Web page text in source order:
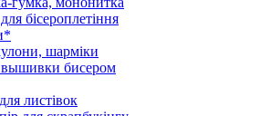
бісероплетіння
шарміки
бисером
листівок